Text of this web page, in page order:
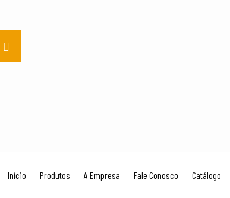
Início Produtos A Empresa Fale Conosco Catálogo